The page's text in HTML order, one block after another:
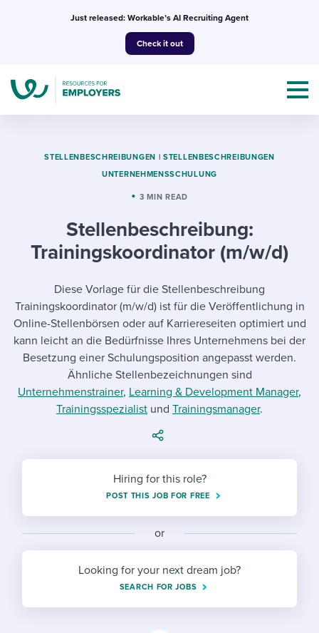
Just released: Workable’s AI Recruiting Agent
Check it out
Topics
Mobilizing AI in my work
Evaluating candidates
Working together with others
Maintaining hiring pipelines
Finding and attracting people
Establishing an employer brand
Candidate/employee experiences
Templates & Guides
Job description templates
Interview question templates
Policy templates
Onboarding checklists
Free ebooks & reports
HR terms
I’m a jobseeker
I WANT TO LEARN ABOUT...
Applying for a job
Interview process
Pay & benefits
Modern working life
Attend webinars & events
Workable customer stories
Explore Workable
Request a demo
STELLENBESCHREIBUNGEN | STELLENBESCHREIBUNGEN
UNTERNEHMENSSCHULUNG
3 MIN READ
Stellenbeschreibung:
Trainingskoordinator (m/w/d)
Diese Vorlage für die Stellenbeschreibung
Trainingskoordinator (m/w/d) ist für die Veröffentlichung in
Online-Stellenbörsen oder auf Karriereseiten optimiert und
kann leicht an die Bedürfnisse Ihres Unternehmens bei der
Besetzung einer Schulungsposition angepasst werden.
Ähnliche Stellenbezeichnungen sind
Unternehmenstrainer, Learning & Development Manager,
Trainingsspezialist und Trainingsmanager.
Hiring for this role?
POST THIS JOB FOR FREE
or
Looking for your next dream job?
SEARCH FOR JOBS